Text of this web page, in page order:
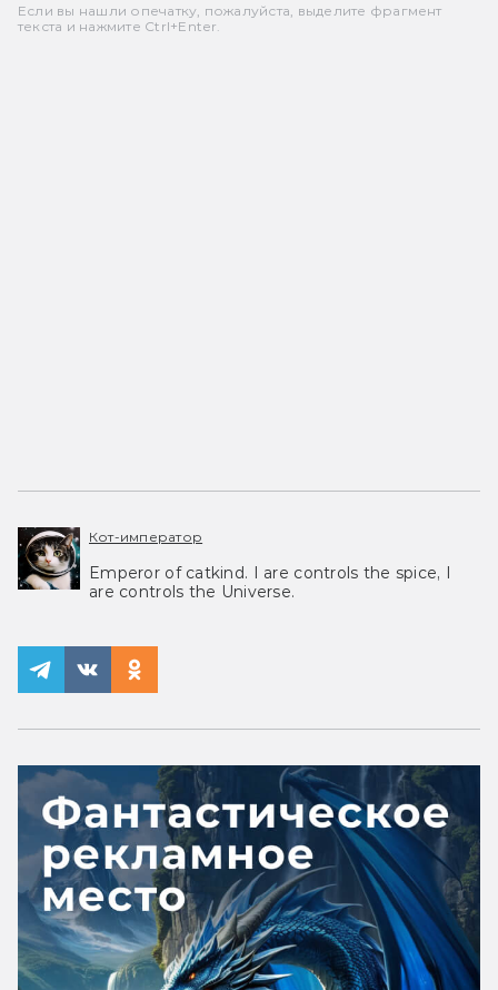
Если вы нашли опечатку, пожалуйста, выделите фрагмент
текста и нажмите Ctrl+Enter.
Кот-император
Emperor of catkind. I are controls the spice, I
are controls the Universe.